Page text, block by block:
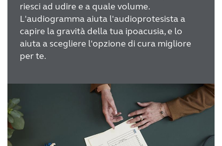
riesci ad udire e a quale volume.
L'audiogramma aiuta l'audioprotesista a
capire la gravità della tua ipoacusia, e lo
aiuta a scegliere l'opzione di cura migliore
per te.